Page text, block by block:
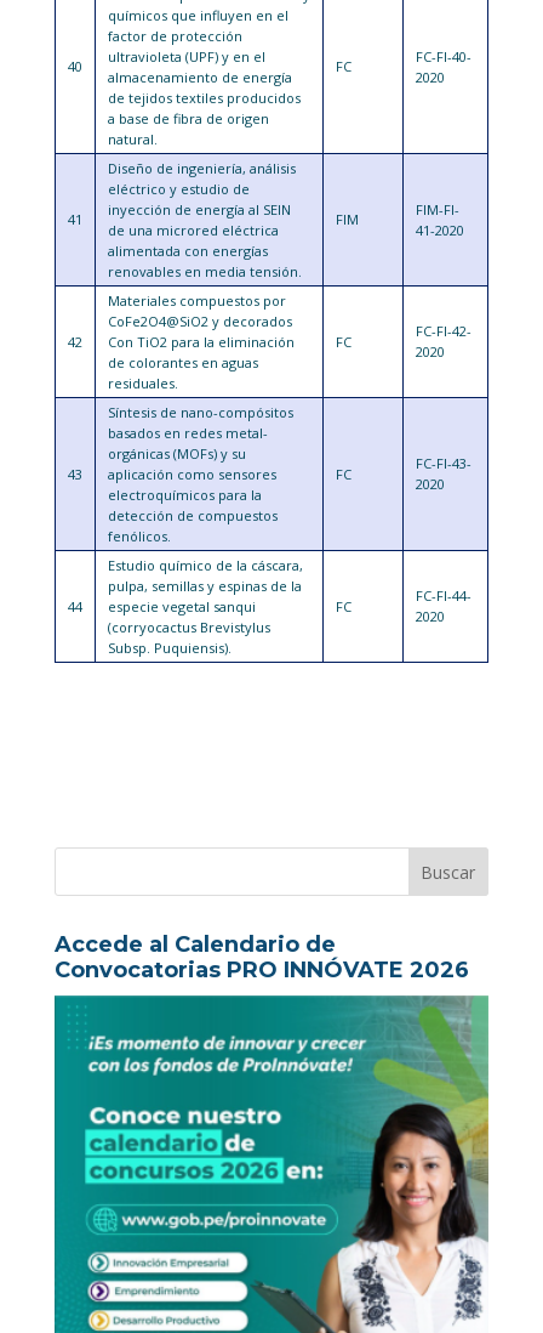
40
químicos que influyen en el
factor de protección
ultravioleta (UPF) y en el
almacenamiento de energía
de tejidos textiles producidos
a base de fibra de origen
natural.
FC
FC-FI-40-
2020
41
Diseño de ingeniería, análisis
eléctrico y estudio de
inyección de energía al SEIN
de una microred eléctrica
alimentada con energías
renovables en media tensión.
FIM
FIM-FI-
41-2020
42
Materiales compuestos por
CoFe2O4@SiO2 y decorados
Con TiO2 para la eliminación
de colorantes en aguas
residuales.
FC
FC-FI-42-
2020
43
Síntesis de nano-compósitos
basados en redes metal-
orgánicas (MOFs) y su
aplicación como sensores
electroquímicos para la
detección de compuestos
fenólicos.
FC
FC-FI-43-
2020
44
Estudio químico de la cáscara,
pulpa, semillas y espinas de la
especie vegetal sanqui
(corryocactus Brevistylus
Subsp. Puquiensis).
FC
FC-FI-44-
2020
Accede al Calendario de
Convocatorias PRO INNÓVATE 2026